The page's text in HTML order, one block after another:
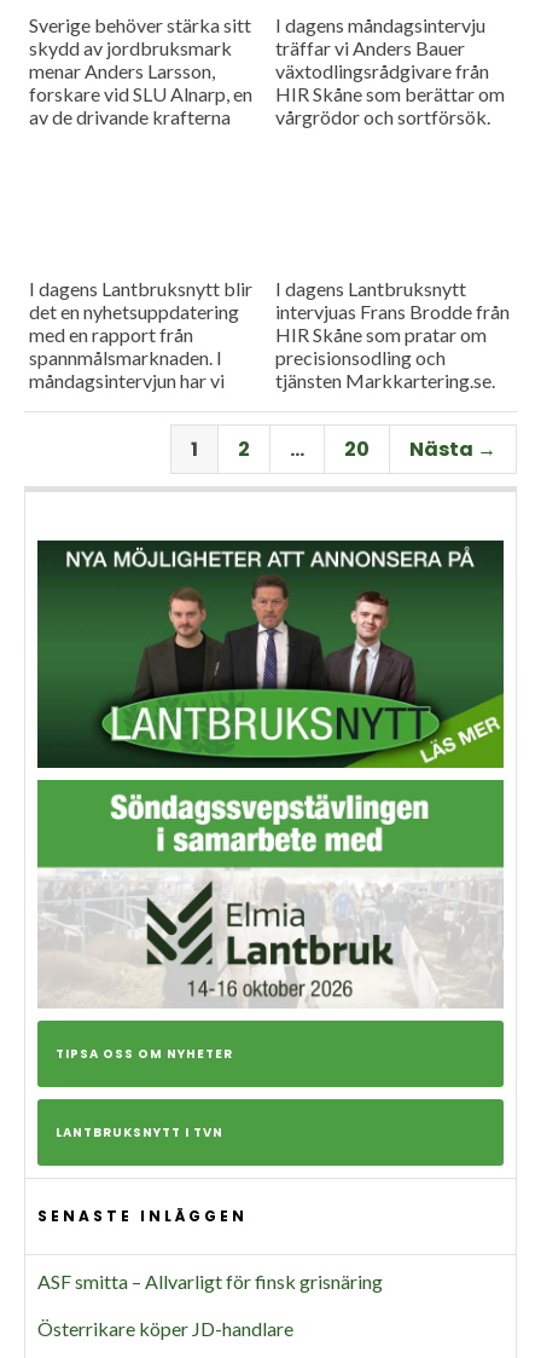
Sverige behöver stärka sitt
skydd av jordbruksmark
menar Anders Larsson,
forskare vid SLU Alnarp, en
av de drivande krafterna
I dagens måndagsintervju
träffar vi Anders Bauer
växtodlingsrådgivare från
HIR Skåne som berättar om
vårgrödor och sortförsök.
I dagens Lantbruksnytt blir
det en nyhetsuppdatering
med en rapport från
spannmålsmarknaden. I
måndagsintervjun har vi
Per Larsson som idag har
rollen som senior advisor på
I dagens Lantbruksnytt
intervjuas Frans Brodde från
HIR Skåne som pratar om
precisionsodling och
tjänsten Markkartering.se.
nyhetsuppdatering med en
rapport från
spannmålsmarknaden.
1 2 … 20 Nästa →
TIPSA OSS OM NYHETER
LANTBRUKSNYTT I TVN
SENASTE INLÄGGEN
ASF smitta – Allvarligt för finsk grisnäring
Österrikare köper JD-handlare